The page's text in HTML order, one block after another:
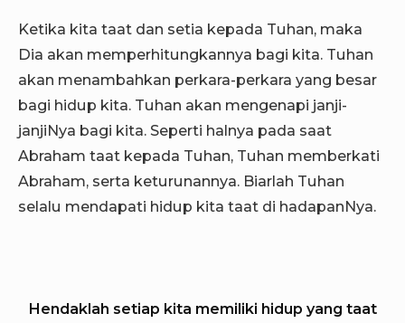
Ketika kita taat dan setia kepada Tuhan, maka
Dia akan memperhitungkannya bagi kita. Tuhan
akan menambahkan perkara-perkara yang besar
bagi hidup kita. Tuhan akan mengenapi janji-
janjiNya bagi kita. Seperti halnya pada saat
Abraham taat kepada Tuhan, Tuhan memberkati
Abraham, serta keturunannya. Biarlah Tuhan
selalu mendapati hidup kita taat di hadapanNya.
Hendaklah setiap kita memiliki hidup yang taat